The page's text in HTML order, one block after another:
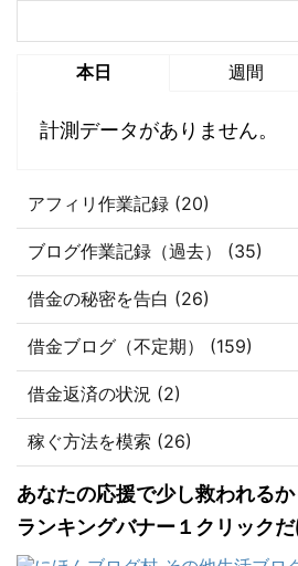
本日 週間
計測データがありません。
アフィリ作業記録 (20)
ブログ作業記録（過去） (35)
借金の秘密を告白 (26)
借金ブログ（不定期） (159)
借金返済の状況 (2)
稼ぐ方法を模索 (26)
あなたの応援で少し救われるか
ランキングバナー１クリック